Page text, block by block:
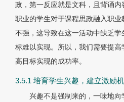
政，第一反应就是文科，且背诵
职业的学生对于课程思政融入职
不强，这导致在这一活动中缺乏学
标难以实现。所以，我们需要提
高目标实现的成功率。
3.5.1 培育学生兴趣，建立激励
兴趣不是强制来的，一味地